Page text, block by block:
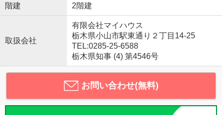
階建 2階建
取扱会社
有限会社マイハウス
栃木県小山市駅東通り２丁目14-25
TEL:0285-25-6588
栃木県知事 (4) 第4546号
お問い合わせ(無料)